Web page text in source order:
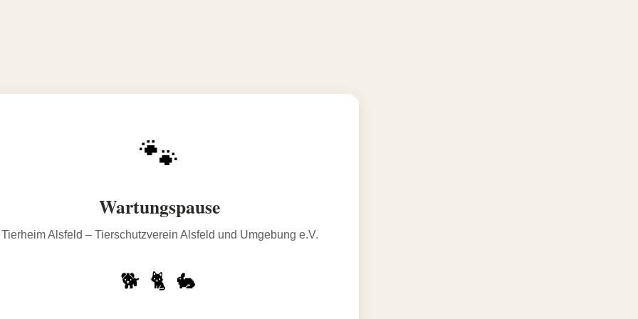
🐾
Wartungspause
Tierheim Alsfeld – Tierschutzverein Alsfeld und Umgebung e.V.
🐕 🐈 🐇